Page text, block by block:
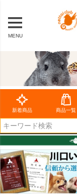
MENU
新着商品 商品一覧